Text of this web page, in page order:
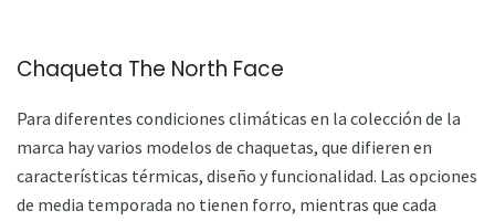
Chaqueta The North Face
Para diferentes condiciones climáticas en la colección de la
marca hay varios modelos de chaquetas, que difieren en
características térmicas, diseño y funcionalidad. Las opciones
de media temporada no tienen forro, mientras que cada